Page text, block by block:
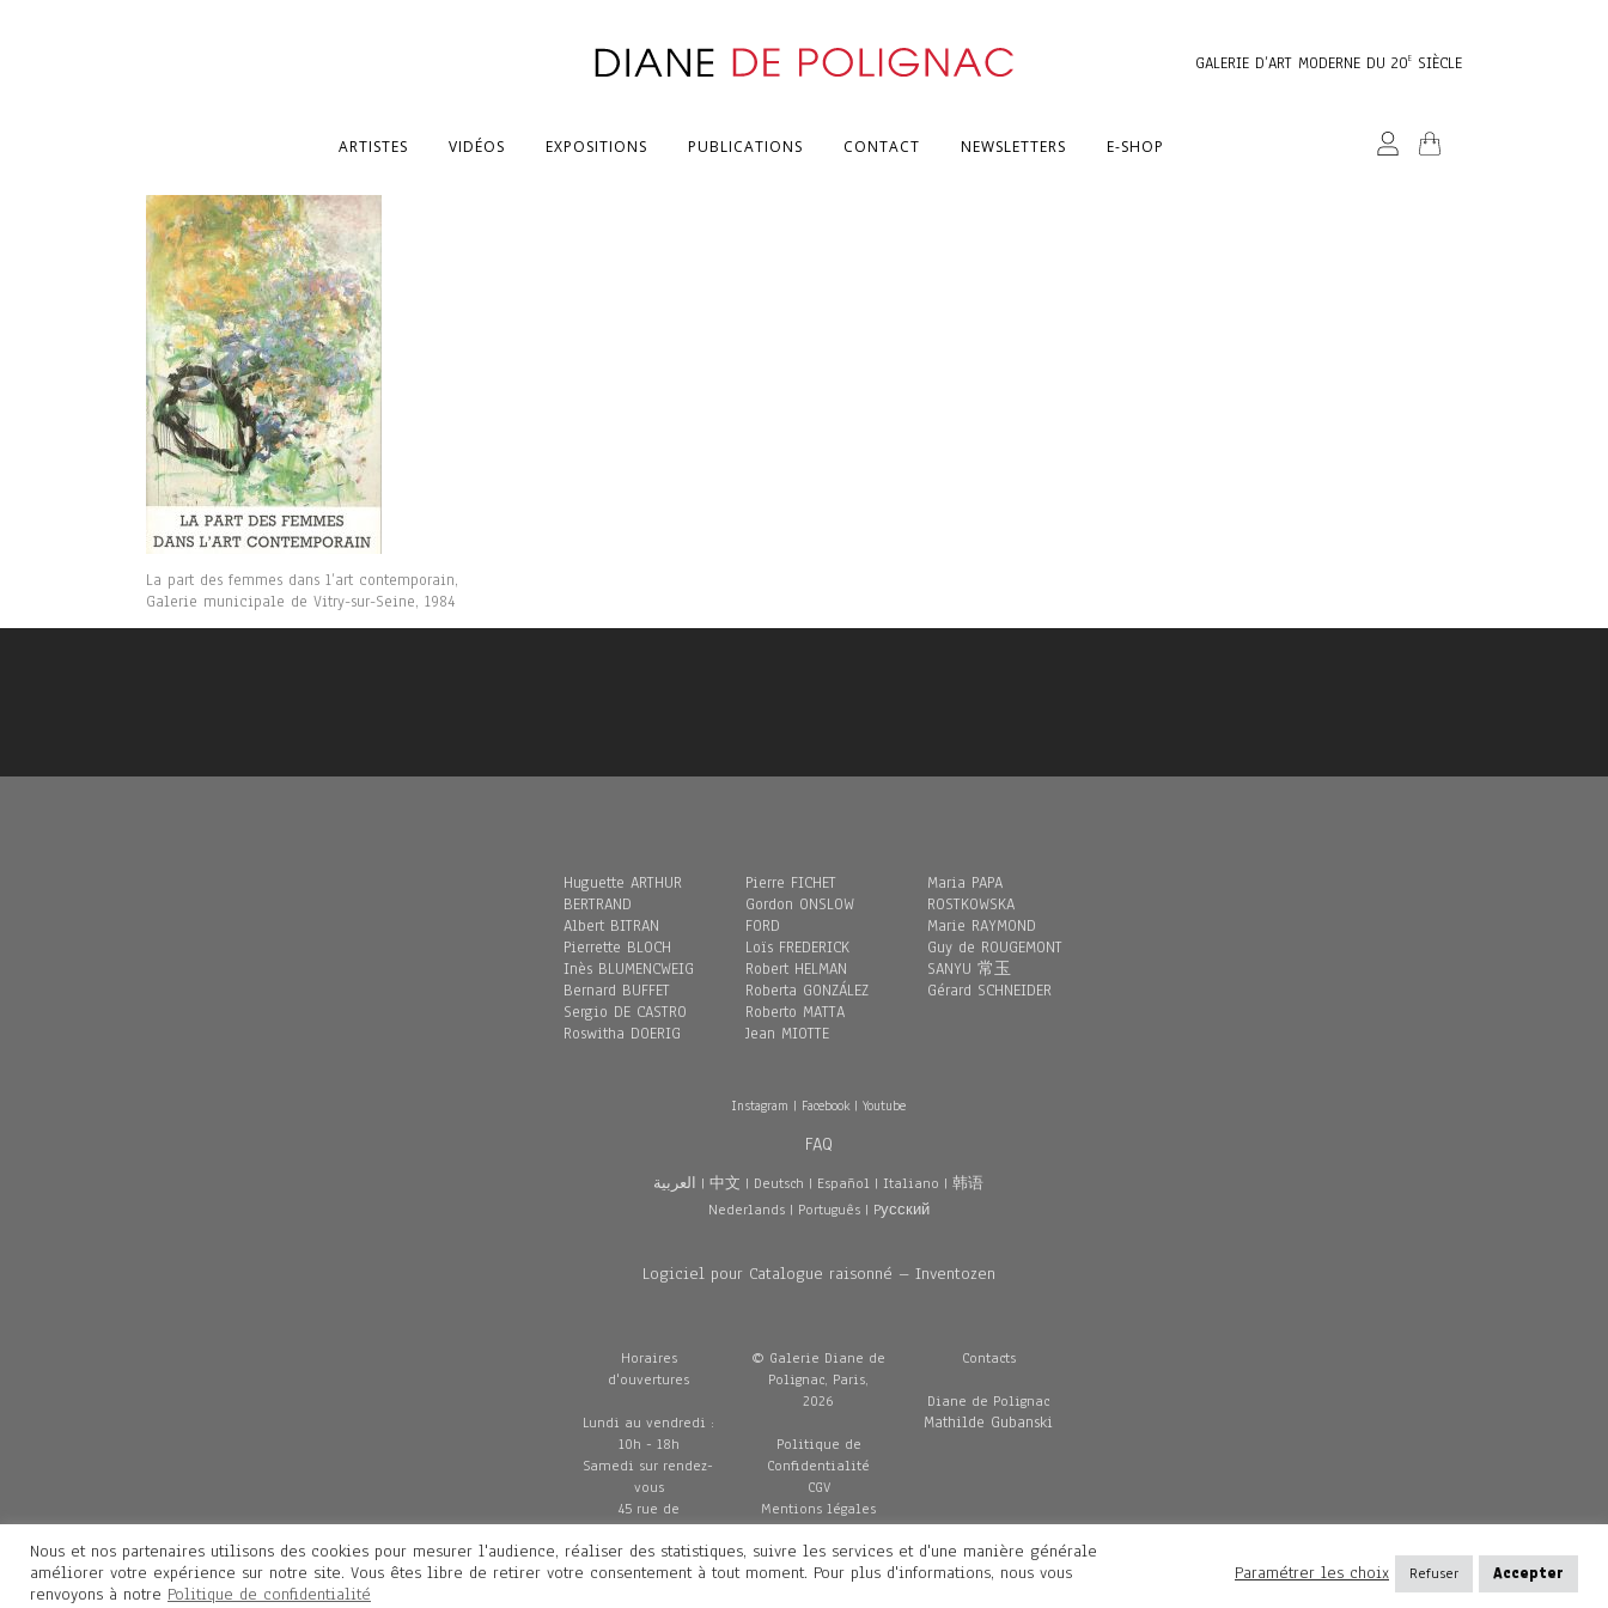
GALERIE D’ART MODERNE DU 20E SIÈCLE
ARTISTES VIDÉOS EXPOSITIONS PUBLICATIONS CONTACT NEWSLETTERS E-SHOP
La part des femmes dans l’art contemporain,
Galerie municipale de Vitry-sur-Seine, 1984
Huguette ARTHUR
BERTRAND
Albert BITRAN
Pierrette BLOCH
Inès BLUMENCWEIG
Bernard BUFFET
Sergio DE CASTRO
Roswitha DOERIG
Pierre FICHET
Gordon ONSLOW
FORD
Loïs FREDERICK
Robert HELMAN
Roberta GONZÁLEZ
Roberto MATTA
Jean MIOTTE
Maria PAPA
ROSTKOWSKA
Marie RAYMOND
Guy de ROUGEMONT
SANYU 常玉
Gérard SCHNEIDER
Instagram | Facebook|Youtube
FAQ
العربية |中文 | Deutsch | Español | Italiano |韩语
Nederlands| Português| Pусский
Logiciel pour Catalogue raisonné – Inventozen
Horaires
d'ouvertures
Lundi au vendredi :
10h - 18h
Samedi sur rendez-
vous
45 rue de
Penthièvre
75008 Paris
France
© Galerie Diane de
Polignac, Paris,
2026
Politique de
Confidentialité
CGV
Mentions légales
Livraisons
Contacts
Diane de Polignac
Mathilde Gubanski
Nous et nos partenaires utilisons des cookies pour mesurer l'audience, réaliser des statistiques, suivre les services et d'une manière générale
améliorer votre expérience sur notre site. Vous êtes libre de retirer votre consentement à tout moment. Pour plus d'informations, nous vous
renvoyons à notre Politique de confidentialité
Paramétrer les choix Refuser Accepter